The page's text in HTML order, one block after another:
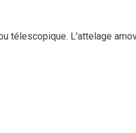
télescopique. L'attelage